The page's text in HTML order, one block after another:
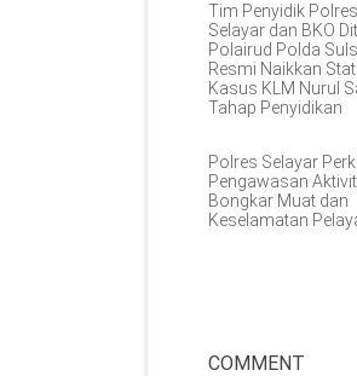
Tim Penyidik Polres
Selayar dan BKO Dit
Polairud Polda
Resmi Naikkan
Kasus KLM Nurul
Tahap Penyidikan
Polres Selayar
Pengawasan
Bongkar Muat dan
Keselamatan
COMMENT